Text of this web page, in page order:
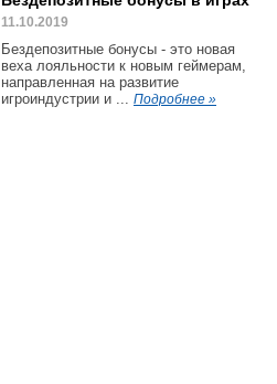
11.10.2019
Бездепозитные бонусы - это новая
веха лояльности к новым геймерам,
направленная на развитие
игроиндустрии и ... Подробнее »